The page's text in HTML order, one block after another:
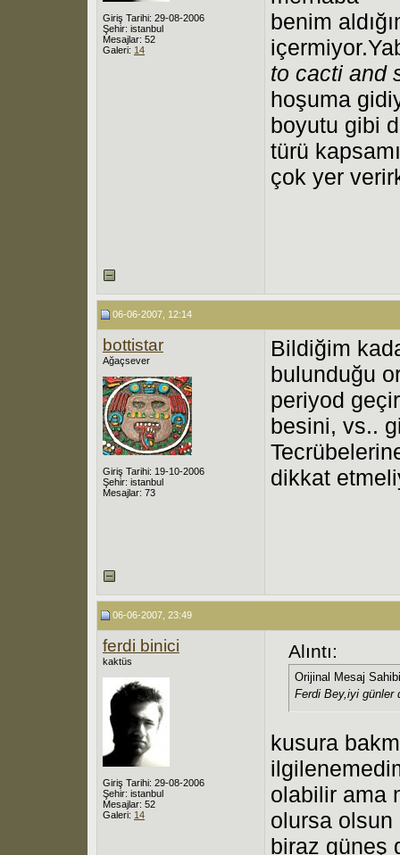
Giriş Tarihi: 29-08-2006
Şehir: istanbul
Mesajlar: 52
Galeri: 14
benim
to cacti and
hoşuma
boyutu gibi
türü
çok yer
06-06-2007, 12:14
bottistar
Ağaçsever
Giriş Tarihi: 19-10-2006
Şehir: istanbul
Mesajlar: 73
Bildiğim
bulunduğu
periyod
besini, vs..
dikkat
06-06-2007, 23:49
ferdi binici
kaktüs
Giriş Tarihi: 29-08-2006
Şehir: istanbul
Mesajlar: 52
Galeri: 14
Alıntı:
Orijinal Mesaj
Ferdi Bey,iyi günler
kusura
olabilir ama
olursa
biraz güneş